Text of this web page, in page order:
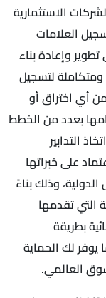
الاستثمارية
العلامات
تطوير وإعادة بناء
لتسجيل
من أي اختراق أو
بعدد من الخطط
التدابير
على خبراتها
وذلك بناءً
التي تقدمها
بطريقة
يوفر لك الحماية
العالمي.